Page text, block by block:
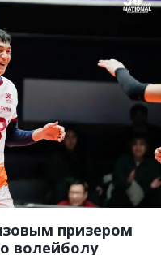
призером
волейболу